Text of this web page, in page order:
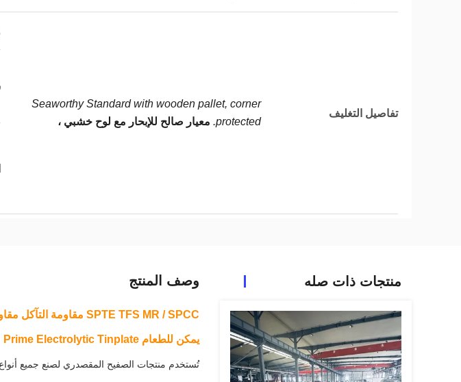
تفاصيل التغليف
Seaworthy Standard with wooden pallet, corner
protected. معيار صالح للإبحار مع لوح خشبي ،
منتجات ذات صله وصف المنتج
SPTE TFS MR / SPCC مقاومة التآكل مقاومة الصدأ مقاومة القلويات
يمكن للطعام Prime Electrolytic Tinplate
تُستخدم منتجات الصفيح المقصدري لصنع جميع